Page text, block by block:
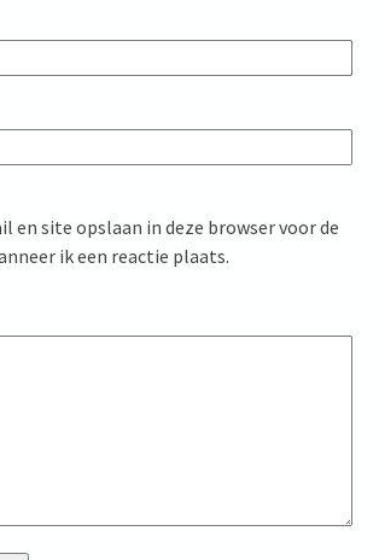
en site opslaan in deze browser voor de
ik een reactie plaats.